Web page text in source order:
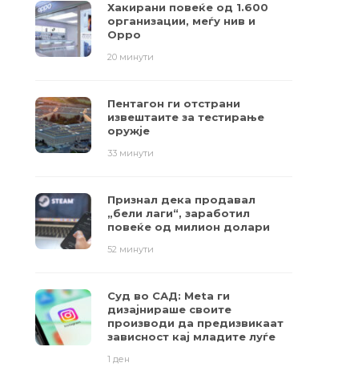
Хакирани повеќе од 1.600
организации, меѓу нив и
Oppo
20 минути
Пентагон ги отстрани
извештаите за тестирање
оружје
33 минути
Признал дека продавал
„бели лаги“, заработил
повеќе од милион долари
52 минути
Суд во САД: Meta ги
дизајнираше своите
производи да предизвикаат
зависност кај младите луѓе
1 ден